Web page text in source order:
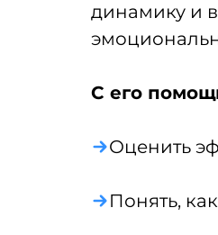
динамику и
С его
Оценить
Понять,